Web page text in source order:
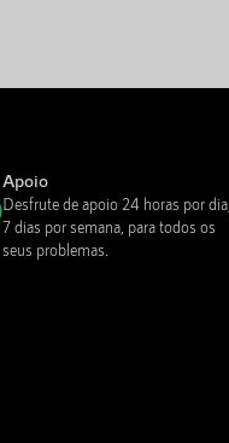
Apoio
Desfrute de apoio 24 horas por dia,
7 dias por semana, para todos os
seus problemas.